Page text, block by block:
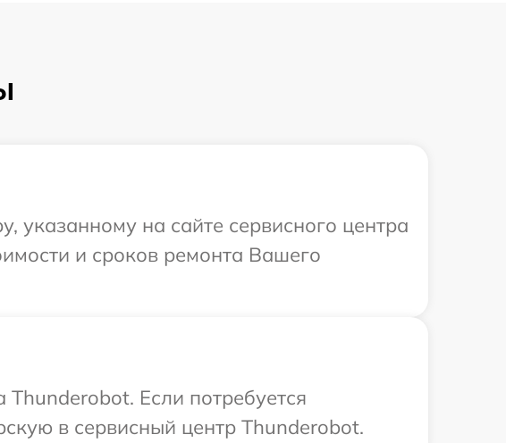
указанному на сайте сервисного центра
и сроков ремонта Вашего
Если потребуется
в сервисный центр Thunderobot.